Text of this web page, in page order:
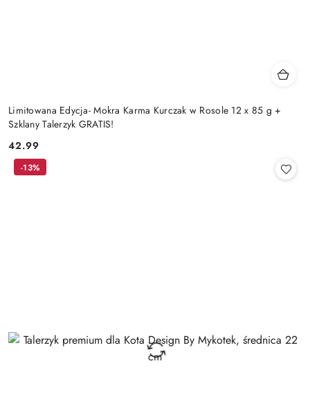
Limitowana Edycja- Mokra Karma Kurczak w Rosole 12 x 85 g +
Szklany Talerzyk GRATIS!
Cena:
42.99
-13%